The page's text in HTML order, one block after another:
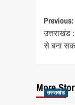
Post
Previous:
उत्तराखंड
से बना
Moreउत्तराखंड